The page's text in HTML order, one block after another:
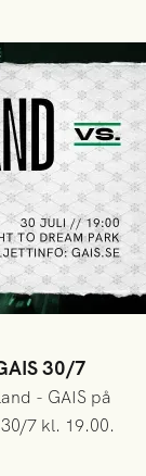
30/7
- GAIS på
7 kl. 19.00.